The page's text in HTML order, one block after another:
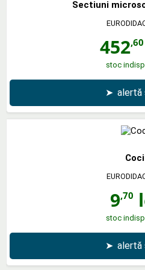
Sectiuni
452,60
stoc
➤ alertă
Coci
9,70
stoc
➤ alertă